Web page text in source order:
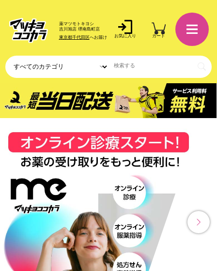
薬マツモトキヨシ
吉川旭店 堺南島町店
東京都千代田区へお届け お気に入り カート